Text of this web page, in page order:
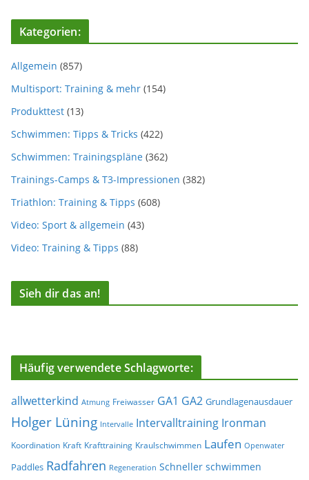
Kategorien:
Allgemein (857)
Multisport: Training & mehr (154)
Produkttest (13)
Schwimmen: Tipps & Tricks (422)
Schwimmen: Trainingspläne (362)
Trainings-Camps & T3-Impressionen (382)
Triathlon: Training & Tipps (608)
Video: Sport & allgemein (43)
Video: Training & Tipps (88)
Sieh dir das an!
Häufig verwendete Schlagworte:
allwetterkind Atmung Freiwasser GA1 GA2 Grundlagenausdauer
Holger Lüning Intervalle Intervalltraining Ironman
Koordination Kraft Krafttraining Kraulschwimmen Laufen Openwater
Paddles Radfahren Regeneration Schneller schwimmen